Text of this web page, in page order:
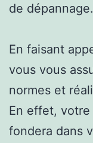
de dépannage.
En faisant
vous vous
normes et
En effet,
fondera dans